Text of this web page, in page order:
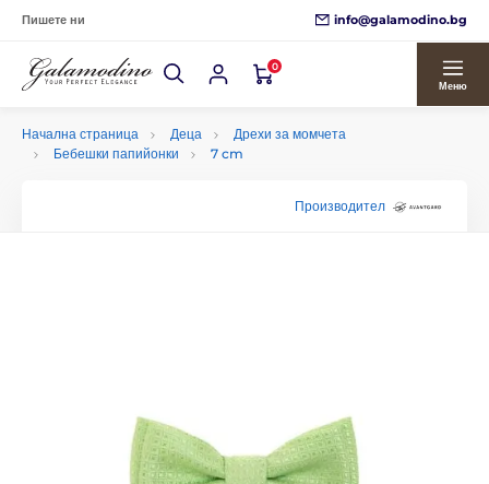
Пишете ни info@galamodino.bg
0
Меню
Начална страница Деца
Дрехи за момчета
Бебешки папийонки
7 cm
Производител